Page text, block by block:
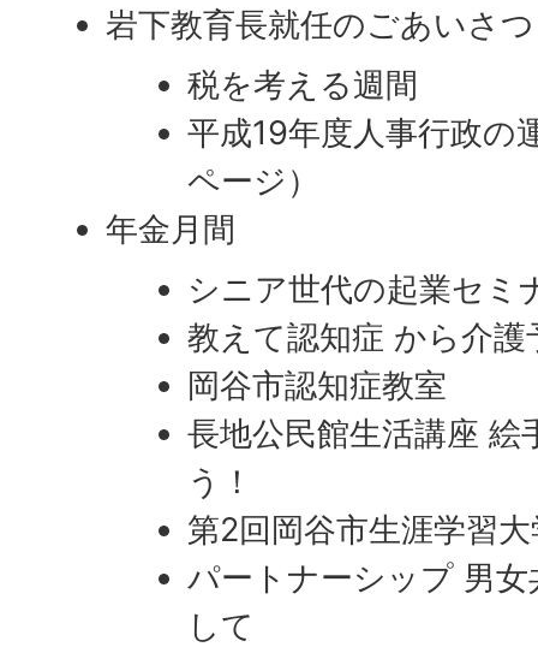
岩下教育長就任のごあいさつ
税を考える週間
平成19年度人事行政の
ページ）
年金月間
シニア世代の起業セミ
教えて認知症 から介護
岡谷市認知症教室
長地公民館生活講座 絵
う！
第2回岡谷市生涯学習
パートナーシップ 男
して